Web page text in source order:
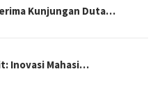
Kunjungan Duta…
Inovasi Mahasi…